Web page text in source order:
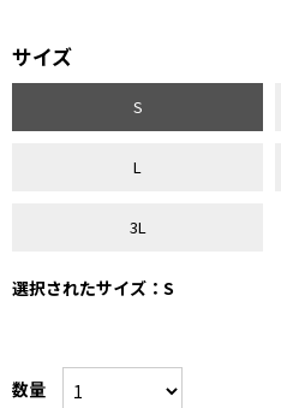
サイズ
S
L
3L
選択されたサイズ：S
数量